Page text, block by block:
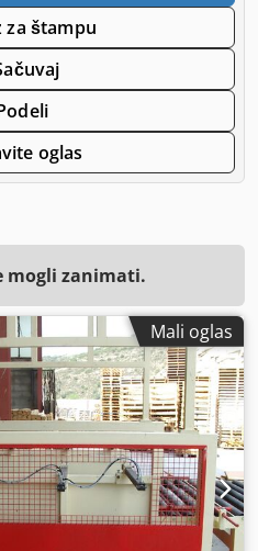
za štampu
oglas
mogli zanimati.
Mali oglas